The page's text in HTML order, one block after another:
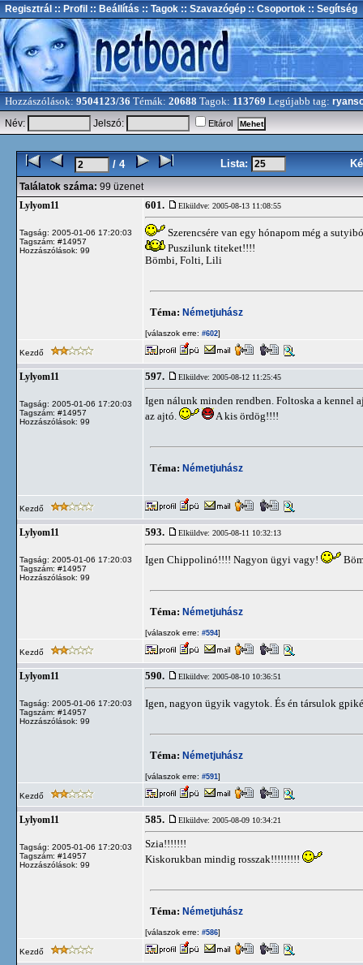
Regisztrál :: Profil :: Beállítás :: Tagok :: Szavazógép :: Csoportok :: Segítség
Hozzászólások: 9504123/36 Témák: 20688 Tagok: 113769 Legújabb tag:
Név:
Jelszó: Eltárol
/ 4 Lista:
Találatok száma: 99 üzenet
Lylyom11
Tagság: 2005-01-06 17:20:03
Tagszám: #14957
Hozzászólások: 99
601. Elküldve: 2005-08-13 11:08:55
Szerencsére van egy hónapom még a
Puszilunk titeket!!!!
Bömbi, Folti, Lili
Téma: Németjuhász
[válaszok erre: #602]
Kezdő
Lylyom11
Tagság: 2005-01-06 17:20:03
Tagszám: #14957
Hozzászólások: 99
597. Elküldve: 2005-08-12 11:25:45
Igen nálunk minden rendben. Foltoska a
az ajtó.
A kis ördög!!!!
Téma: Németjuhász
Kezdő
Lylyom11
Tagság: 2005-01-06 17:20:03
Tagszám: #14957
Hozzászólások: 99
593. Elküldve: 2005-08-11 10:32:13
Igen Chippolinó!!!! Nagyon ügyi vagy!
Téma: Németjuhász
[válaszok erre: #594]
Kezdő
Lylyom11
Tagság: 2005-01-06 17:20:03
Tagszám: #14957
Hozzászólások: 99
590. Elküldve: 2005-08-10 10:36:51
Igen, nagyon ügyik vagytok. És én társulok
Téma: Németjuhász
[válaszok erre: #591]
Kezdő
Lylyom11
Tagság: 2005-01-06 17:20:03
Tagszám: #14957
Hozzászólások: 99
585. Elküldve: 2005-08-09 10:34:21
Szia!!!!!!!
Kiskorukban mindig rosszak!!!!!!!!!
Téma: Németjuhász
[válaszok erre: #586]
Kezdő